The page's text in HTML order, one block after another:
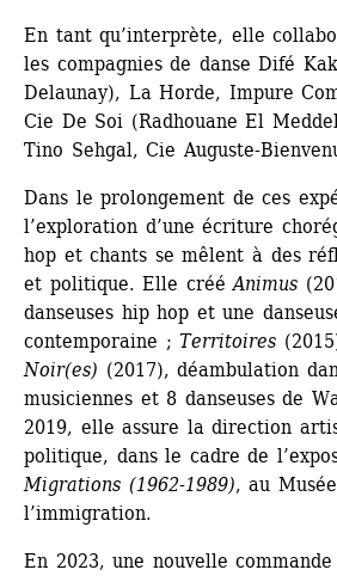
En tant qu’interprète, elle
les compagnies de danse Difé
Delaunay), La Horde, Impure
Cie De Soi (Radhouane El
Tino Sehgal, Cie Auguste-
Dans le prolongement de ces
l’exploration d’une écriture
hop et chants se mêlent à des
et politique. Elle créé Animus
danseuses hip hop et une
contemporaine ; Territoires
Noir(es) (2017), déambulation
musiciennes et 8 danseuses de
2019, elle assure la direction
politique, dans le cadre de
Migrations (1962-1989), au
l’immigration.
En 2023, une nouvelle